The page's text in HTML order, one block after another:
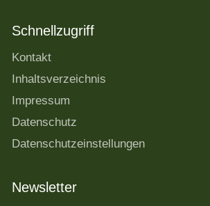
Schnellzugriff
Kontakt
Inhaltsverzeichnis
Impressum
Datenschutz
Datenschutzeinstellungen
Newsletter